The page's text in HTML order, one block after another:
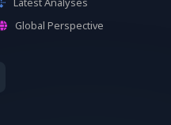
Global Perspective